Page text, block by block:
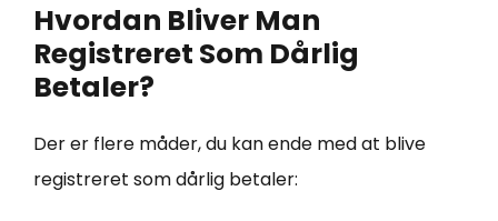
Hvordan Bliver Man
Registreret Som Dårlig
Betaler?
Der er flere måder, du kan ende med at blive
registreret som dårlig betaler: